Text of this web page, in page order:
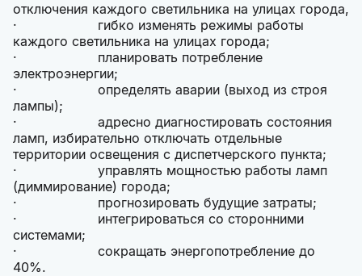
отключения каждого светильника на улицах города,
· гибко изменять режимы работы
каждого светильника на улицах города;
· планировать потребление
электроэнергии;
· определять аварии (выход из строя
лампы);
· адресно диагностировать состояния
ламп, избирательно отключать отдельные
территории освещения с диспетчерского пункта;
· управлять мощностью работы ламп
(диммирование) города;
· прогнозировать будущие затраты;
· интегрироваться со сторонними
системами;
· сокращать энергопотребление до
40%.